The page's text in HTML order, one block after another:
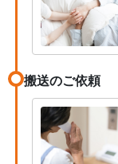
搬送のご依頼